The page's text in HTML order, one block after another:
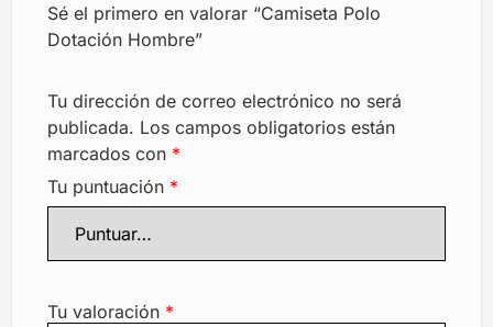
Sé el primero en valorar “Camiseta Polo
Dotación Hombre”
Tu dirección de correo electrónico no será
publicada. Los campos obligatorios están
marcados con *
Tu puntuación *
Tu valoración *